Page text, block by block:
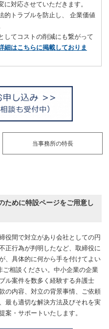
対応させていただきます。
的トラブルを防止し、 企業価値
してコストの削減にも繋がって
細はこちらに掲載しておりま
当事務所の特長
ために特設ページをご用意し
役間で対立があり会社としての円
正行為が判明したなど、取締役に
、具体的に何から手を付けてよい
相談ください。中小企業の企業
ル案件を数多く経験する弁護士
の内容、対立の背景事情、ご依頼
最も適切な解決方法及びそれを実
案・サポートいたします。